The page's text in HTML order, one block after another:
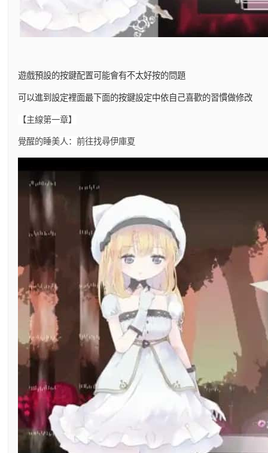
遊戲預設的按鍵配置可能會有不太好按的問題
可以進到設定裡面最下面的按鍵設定中依自己喜歡的習慣做修改
【主線第一章】
覺醒的睡美人：前往找尋伊庫夏